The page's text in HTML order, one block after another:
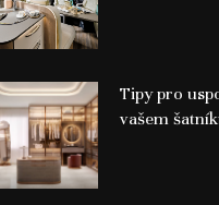
Tipy pro
vašem